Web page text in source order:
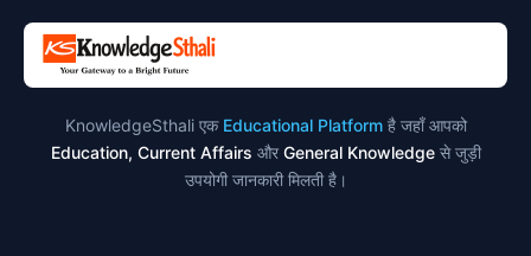
KnowledgeSthali एक Educational Platformहै जहाँ आपको
Education, Current Affairs और General Knowledgeसे जुड़ी
उपयोगी जानकारी मिलती है।